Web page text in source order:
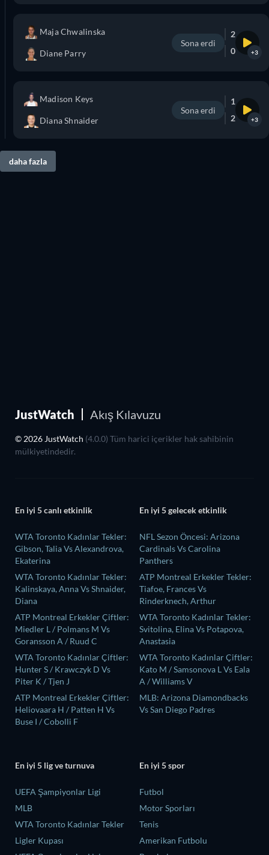
Maja Chwalinska
Diane Parry
Sona erdi
2
0
+3
Madison Keys
Diana Shnaider
Sona erdi
1
2
+3
daha fazla
JustWatch Akış Kılavuzu
© 2026 JustWatch (4.0.0) Tüm harici içerikler hak sahibinin
mülkiyetindedir.
En iyi 5 canlı etkinlik
WTA Toronto Kadınlar Tekler:
Gibson, Talia Vs Alexandrova,
Ekaterina
WTA Toronto Kadınlar Tekler:
Kalinskaya, Anna Vs Shnaider,
Diana
ATP Montreal Erkekler Çiftler:
Miedler L / Polmans M Vs
Goransson A / Ruud C
WTA Toronto Kadınlar Çiftler:
Hunter S / Krawczyk D Vs
Piter K / Tjen J
ATP Montreal Erkekler Çiftler:
Heliovaara H / Patten H Vs
Buse I / Cobolli F
En iyi 5 gelecek etkinlik
NFL Sezon Öncesi: Arizona
Cardinals Vs Carolina
Panthers
ATP Montreal Erkekler Tekler:
Tiafoe, Frances Vs
Rinderknech, Arthur
WTA Toronto Kadınlar Tekler:
Svitolina, Elina Vs Potapova,
Anastasia
WTA Toronto Kadınlar Çiftler:
Kato M / Samsonova L Vs Eala
A / Williams V
MLB: Arizona Diamondbacks
Vs San Diego Padres
En iyi 5 lig ve turnuva
UEFA Şampiyonlar Ligi
MLB
WTA Toronto Kadınlar Tekler
Ligler Kupası
En iyi 5 spor
Futbol
Motor Sporları
Tenis
Amerikan Futbolu